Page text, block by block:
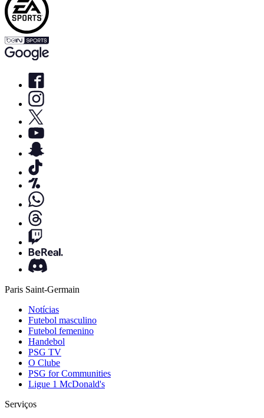
Paris Saint-Germain
Notícias
Futebol masculino
Futebol femenino
Handebol
PSG TV
O Clube
PSG for Communities
Ligue 1 McDonald's
Serviços